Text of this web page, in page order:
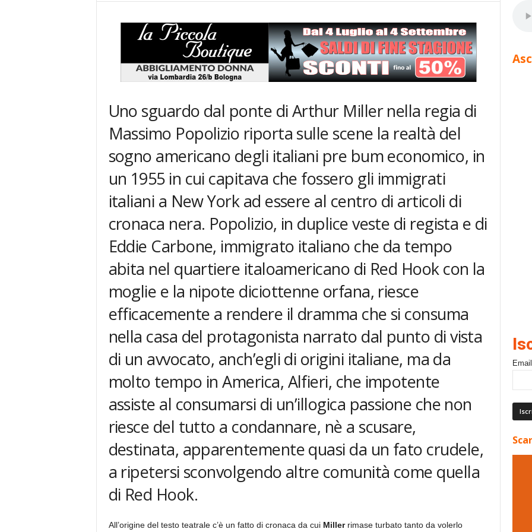
Uno sguardo dal ponte di Arthur Miller nella regia di
Massimo Popolizio riporta sulle scene la realtà del
sogno americano degli italiani pre bum economico, in
un 1955 in cui capitava che fossero gli immigrati
italiani a New York ad essere al centro di articoli di
cronaca nera. Popolizio, in duplice veste di regista e di
Eddie Carbone, immigrato italiano che da tempo
abita nel quartiere italoamericano di Red Hook con la
moglie e la nipote diciottenne orfana, riesce
efficacemente a rendere il dramma che si consuma
nella casa del protagonista narrato dal punto di vista
di un avvocato, anch’egli di origini italiane, ma da
molto tempo in America, Alfieri, che impotente
assiste al consumarsi di un’illogica passione che non
riesce del tutto a condannare, nè a scusare,
destinata, apparentemente quasi da un fato crudele,
a ripetersi sconvolgendo altre comunità come quella
di Red Hook.
All’origine del testo teatrale c’è un fatto di cronaca da cui Millerrimase turbato tanto da volerlo